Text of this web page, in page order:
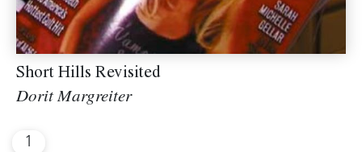
Short Hills Revisited
Dorit Margreiter
1